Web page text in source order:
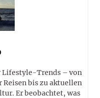
Lifestyle-Trends – von
Reisen bis zu aktuellen
Er beobachtet, was